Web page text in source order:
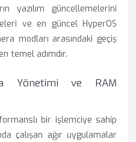
yazılım güncellemelerini
ve en güncel HyperOS
modları arasındaki geçiş
temel adımdır.
Yönetimi ve RAM
bir işlemciye sahip
çalışan ağır uygulamalar